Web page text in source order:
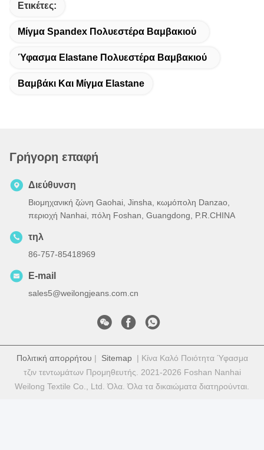
Ετικέτες:
Μίγμα Spandex Πολυεστέρα Βαμβακιού
Ύφασμα Elastane Πολυεστέρα Βαμβακιού
Βαμβάκι Και Μίγμα Elastane
Γρήγορη επαφή
Διεύθυνση
Βιομηχανική ζώνη Gaohai, Jinsha, κωμόπολη Danzao,
περιοχή Nanhai, πόλη Foshan, Guangdong, P.R.CHINA
τηλ
86-757-85418969
E-mail
sales5@weilongjeans.com.cn
Πολιτική απορρήτου | Sitemap| Κίνα Καλό Ποιότητα Ύφασμα
τζιν τεντωμάτων Προμηθευτής. 2021-2026 Foshan Nanhai
Weilong Textile Co., Ltd. Όλα. Όλα τα δικαιώματα διατηρούνται.